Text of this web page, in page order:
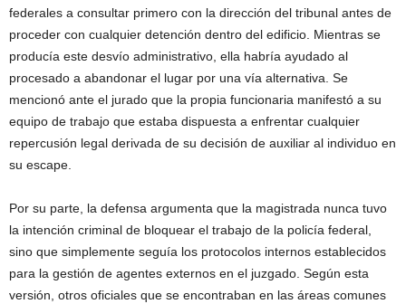
federales a consultar primero con la dirección del tribunal antes de
proceder con cualquier detención dentro del edificio. Mientras se
producía este desvío administrativo, ella habría ayudado al
procesado a abandonar el lugar por una vía alternativa. Se
mencionó ante el jurado que la propia funcionaria manifestó a su
equipo de trabajo que estaba dispuesta a enfrentar cualquier
repercusión legal derivada de su decisión de auxiliar al individuo en
su escape.
Por su parte, la defensa argumenta que la magistrada nunca tuvo
la intención criminal de bloquear el trabajo de la policía federal,
sino que simplemente seguía los protocolos internos establecidos
para la gestión de agentes externos en el juzgado. Según esta
versión, otros oficiales que se encontraban en las áreas comunes